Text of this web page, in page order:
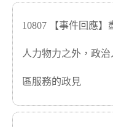
10807 【事件回應
人力物力之外，政
區服務的政見